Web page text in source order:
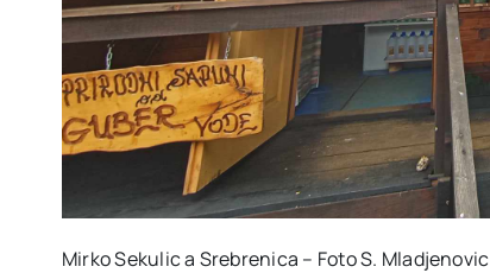
Mirko Sekulic a Srebrenica – Foto S. Mladjenovic